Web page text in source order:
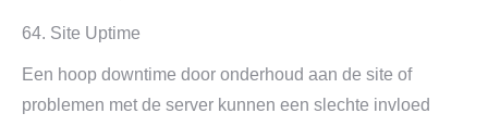
64. Site Uptime
Een hoop downtime door onderhoud aan de site of
problemen met de server kunnen een slechte invloed